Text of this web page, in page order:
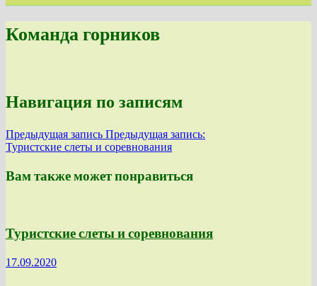
Команда горников
Навигация по записям
Предыдущая запись Предыдущая запись:
Туристские слеты и соревнования
Вам также может понравиться
Туристские слеты и соревнования
17.09.2020